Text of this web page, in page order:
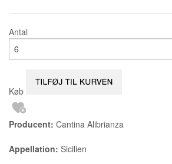
Antal
Køb
Producent: Cantina Alibrianza
Appellation: Sicilien